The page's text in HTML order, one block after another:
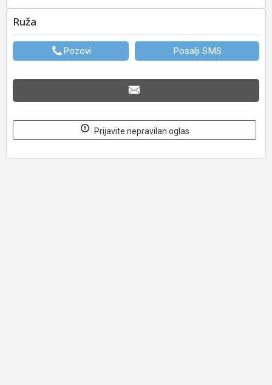
Ruža
Pozovi Posalji SMS
Prijavite nepravilan oglas